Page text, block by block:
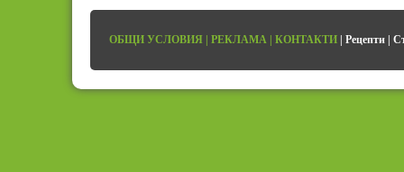
ОБЩИ УСЛОВИЯ | РЕКЛАМА | КОНТАКТИ | Рецепти |